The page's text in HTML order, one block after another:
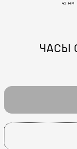
42 мм
ЧАСЫ